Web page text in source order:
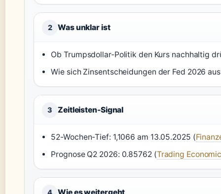
2 Was unklar ist
Ob Trumpsdollar-Politik den Kurs nachhaltig
Wie sich Zinsentscheidungen der Fed 2026
3 Zeitleisten-Signal
52-Wochen-Tief: 1,1066 am 13.05.2025 (
Prognose Q2 2026: 0.85762 (Trading
4